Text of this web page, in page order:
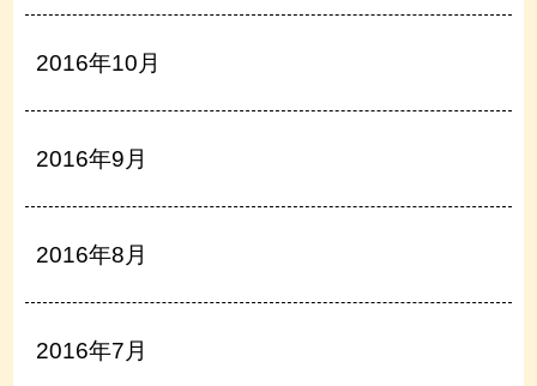
2016年10月
2016年9月
2016年8月
2016年7月